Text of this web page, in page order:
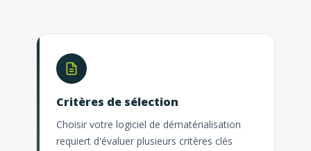
Critères de sélection
Choisir votre logiciel de dématérialisation
requiert d'évaluer plusieurs critères clés